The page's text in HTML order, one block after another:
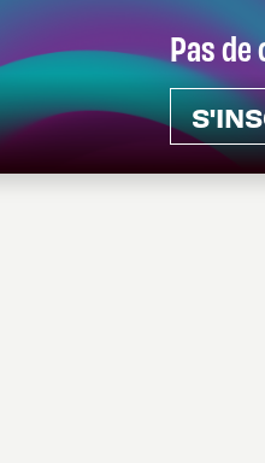
Pas de